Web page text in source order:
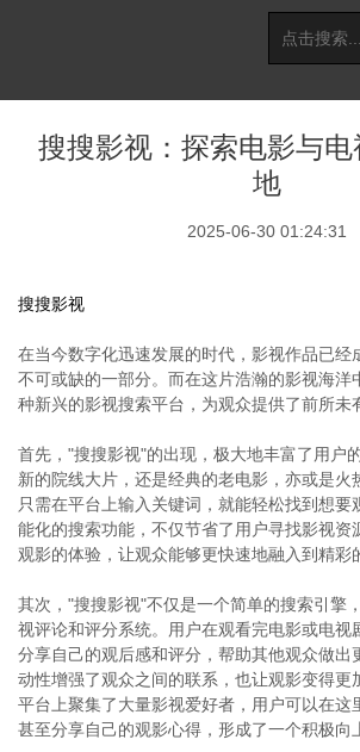
搜搜影视：探索电影与电
地
2025-06-30 01:24:31
搜搜影视
在当今数字化迅速发展的时代，影视作品已经
不可或缺的一部分。而在这片浩瀚的影视海洋
种新兴的影视搜索平台，为观众提供了前所未
首先，"搜搜影视"的出现，极大地丰富了用户
新的院线大片，还是经典的老电影，亦或是火
只需在平台上输入关键词，就能轻松找到想要
能化的搜索功能，不仅节省了用户寻找影视资
观影的体验，让观众能够更快速地融入到精彩
其次，"搜搜影视"不仅是一个简单的搜索引擎
视评论和评分系统。用户在观看完电影或电视
分享自己的观后感和评分，帮助其他观众做出
动性增强了观众之间的联系，也让观影变得更
平台上聚集了大量影视爱好者，用户可以在这
甚至分享自己的观影心得，形成了一个积极向